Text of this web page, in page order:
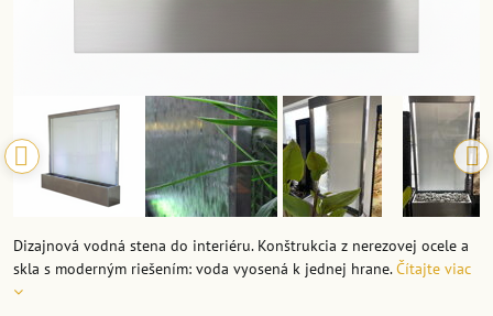
Dizajnová vodná stena do interiéru. Konštrukcia z nerezovej ocele a
skla s moderným riešením: voda vyosená k jednej hrane.Čítajte viac